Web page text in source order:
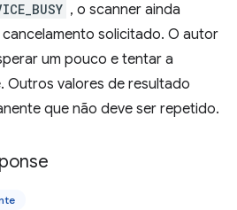
, o scanner ainda
solicitado. O autor
um pouco e tentar a
Outros valores de resultado
que não deve ser repetido.